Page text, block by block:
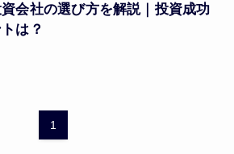
会社の選び方を解説｜投資成功
は？
1